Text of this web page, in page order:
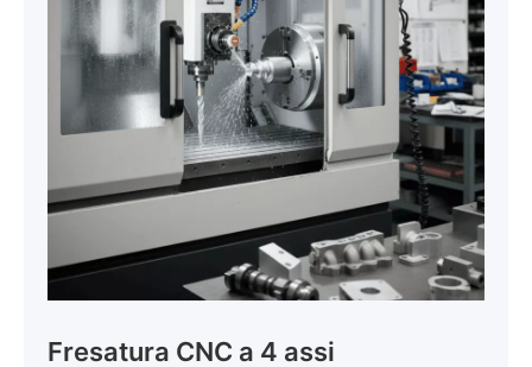
Fresatura CNC a 4 assi